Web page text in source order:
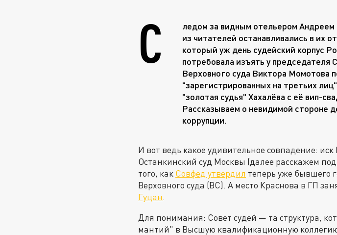
С
ледом за видным отельером
из читателей останавливались в их
который уж день судейский корпус
потребовала изъять у председателя
Верховного суда Виктора Момотова
"зарегистрированных на третьих
"золотая судья" Хахалёва с её вип-
Рассказываем о невидимой стороне
коррупции.
И вот ведь какое удивительное совпадение:
Останкинский суд Москвы (далее расскажем
того, как Совфед утвердил теперь уже бывшего
Верховного суда (ВС). А место Краснова в ГП
Гуцан.
Для понимания: Совет судей — та структура,
мантий" в Высшую квалификационную